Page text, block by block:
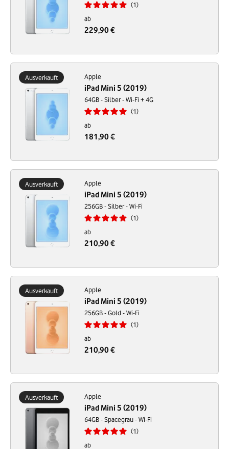
1
ab
229,90 €
Ausverkauft Apple
iPad Mini 5 (2019)
64GB - Silber - Wi-Fi + 4G
1
ab
181,90 €
Ausverkauft Apple
iPad Mini 5 (2019)
256GB - Silber - Wi-Fi
1
ab
210,90 €
Ausverkauft Apple
iPad Mini 5 (2019)
256GB - Gold - Wi-Fi
1
ab
210,90 €
Ausverkauft Apple
iPad Mini 5 (2019)
64GB - Spacegrau - Wi-Fi
1
ab